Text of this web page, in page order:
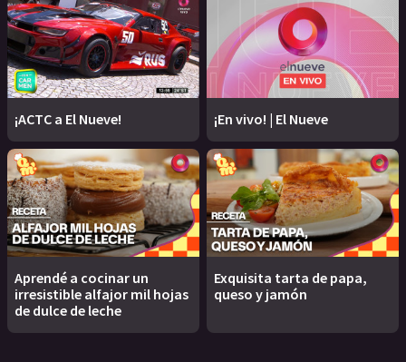
¡ACTC a El Nueve! ¡En vivo! | El Nueve
Aprendé a cocinar un
irresistible alfajor mil hojas
de dulce de leche
Exquisita tarta de papa,
queso y jamón